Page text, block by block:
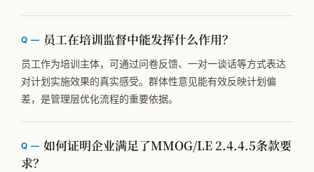
员工在培训监督中能发挥什么作用？
员工作为培训主体，可通过问卷反馈、一对一谈话等方式表达
对计划实施效果的真实感受。群体性意见能有效反映计划偏
差，是管理层优化流程的重要依据。
如何证明企业满足了MMOG/LE 2.4.4.5条款要
求？